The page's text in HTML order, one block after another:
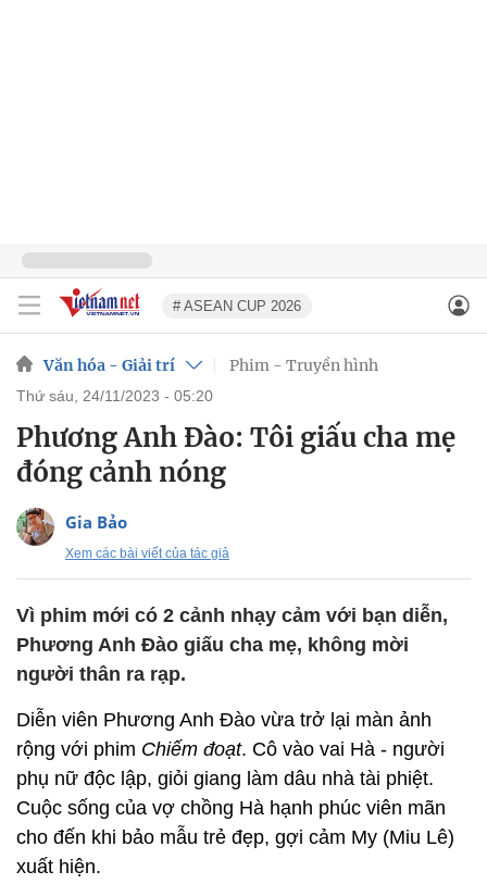
# ASEAN CUP 2026
Văn hóa - Giải trí Phim - Truyền hình
thứ sáu, 24/11/2023 - 05:20
Phương Anh Đào: Tôi giấu cha mẹ
đóng cảnh nóng
Gia Bảo
Xem các bài viết của tác giả
Vì phim mới có 2 cảnh nhạy cảm với bạn diễn,
Phương Anh Đào giấu cha mẹ, không mời
người thân ra rạp.
Diễn viên Phương Anh Đào vừa trở lại màn ảnh
rộng với phim Chiếm đoạt. Cô vào vai Hà - người
phụ nữ độc lập, giỏi giang làm dâu nhà tài phiệt.
Cuộc sống của vợ chồng Hà hạnh phúc viên mãn
cho đến khi bảo mẫu trẻ đẹp, gợi cảm My (Miu Lê)
xuất hiện.